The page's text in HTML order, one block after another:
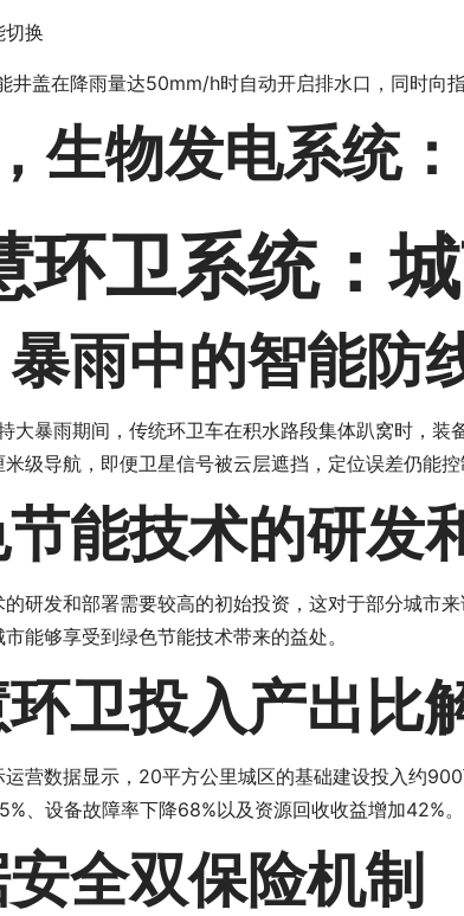
切换
井盖在降雨量达50mm/h时自动开启排水口，同时向
生物发电系统
环卫系统：
雨中的智能防
大暴雨期间，传统环卫车在积水路段集体趴窝时，
级导航，即便卫星信号被云层遮挡，定位误差仍能
能技术的研发
研发和部署需要较高的初始投资，这对于部分城市
能够享受到绿色节能技术带来的益处。
卫投入产出比
营数据显示，20平方公里城区的基础建设投入约
、设备故障率下降68%以及资源回收收益增加42%。
全双保险机制